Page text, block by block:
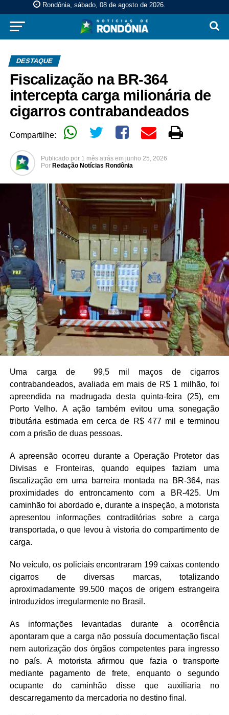
Rondônia, sábado, 08 de agosto de 2026.
DESTAQUE
Fiscalização na BR-364
intercepta carga milionária de
cigarros contrabandeados
Compartilhe:
Publicado por 1 mês atrás em junho 25, 2026
Por Redação Notícias Rondônia
Uma carga de 99,5 mil maços de cigarros
contrabandeados, avaliada em mais de R$ 1 milhão, foi
apreendida na madrugada desta quinta-feira (25), em
Porto Velho. A ação também evitou uma sonegação
tributária estimada em cerca de R$ 477 mil e terminou
com a prisão de duas pessoas.
A apreensão ocorreu durante a Operação Protetor das
Divisas e Fronteiras, quando equipes faziam uma
fiscalização em uma barreira montada na BR-364, nas
proximidades do entroncamento com a BR-425. Um
caminhão foi abordado e, durante a inspeção, a motorista
apresentou informações contraditórias sobre a carga
transportada, o que levou à vistoria do compartimento de
carga.
No veículo, os policiais encontraram 199 caixas contendo
cigarros de diversas marcas, totalizando
aproximadamente 99.500 maços de origem estrangeira
introduzidos irregularmente no Brasil.
As informações levantadas durante a ocorrência
apontaram que a carga não possuía documentação fiscal
nem autorização dos órgãos competentes para ingresso
no país. A motorista afirmou que fazia o transporte
mediante pagamento de frete, enquanto o segundo
ocupante do caminhão disse que auxiliaria no
descarregamento da mercadoria no destino final.